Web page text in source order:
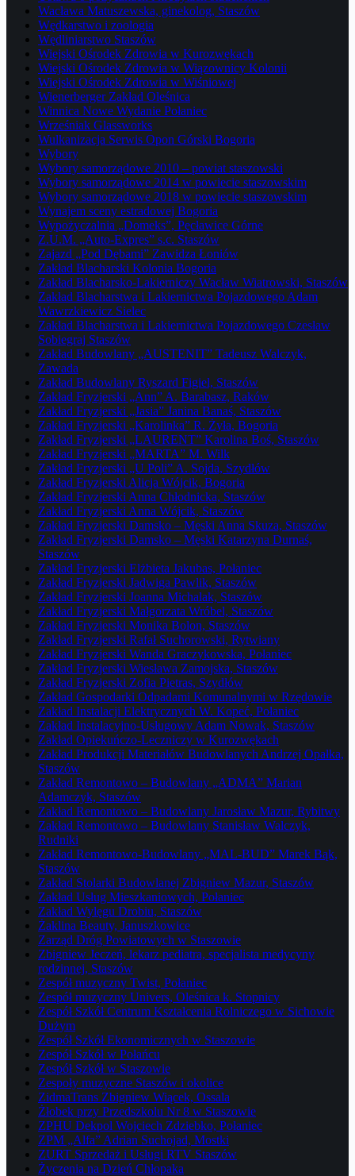
Wacława Matuszewska, ginekolog, Staszów
Wędkarstwo i zoologia
Wędliniarstwo Staszów
Wiejski Ośrodek Zdrowia w Kurozwękach
Wiejski Ośrodek Zdrowia w Wiązownicy Kolonii
Wiejski Ośrodek Zdrowia w Wiśniowej
Wienerberger Zakład Oleśnica
Winnica Nowe Wydanie Połaniec
Wrześniak Glassworks
Wulkanizacja Serwis Opon Górski Bogoria
Wybory
Wybory samorządowe 2010 – powiat staszowski
Wybory samorządowe 2014 w powiecie staszowskim
Wybory samorządowe 2018 w powiecie staszowskim
Wynajem sceny estradowej Bogoria
Wypożyczalnia „Domeks”, Pęcławice Górne
Z.U.M. „Auto-Expres” s.c. Staszów
Zajazd „Pod Dębami” Zawidza Łoniów
Zakład Blacharski Kolonia Bogoria
Zakład Blacharsko-Lakierniczy Wacław Wiatrowski, Staszów
Zakład Blacharstwa i Lakiernictwa Pojazdowego Adam
Wawrzkiewicz Sielec
Zakład Blacharstwa i Lakiernictwa Pojazdowego Czesław
Sobiegraj Staszów
Zakład Budowlany „AUSTENIT” Tadeusz Walczyk,
Zawada
Zakład Budowlany Ryszard Figiel, Staszów
Zakład Fryzjerski „Ann” A. Barabasz, Raków
Zakład Fryzjerski „Jasia” Janina Banaś, Staszów
Zakład Fryzjerski „Karolinka” R. Żyła, Bogoria
Zakład Fryzjerski „LAURENT” Karolina Boś, Staszów
Zakład Fryzjerski „MARTA” M. Wilk
Zakład Fryzjerski „U Poli” A. Sojda, Szydłów
Zakład Fryzjerski Alicja Wójcik, Bogoria
Zakład Fryzjerski Anna Chłodnicka, Staszów
Zakład Fryzjerski Anna Wójcik, Staszów
Zakład Fryzjerski Damsko – Męski Anna Skuza, Staszów
Zakład Fryzjerski Damsko – Męski Katarzyna Durnaś,
Staszów
Zakład Fryzjerski Elżbieta Jakubas, Połaniec
Zakład Fryzjerski Jadwiga Pawlik, Staszów
Zakład Fryzjerski Joanna Michalak, Staszów
Zakład Fryzjerski Małgorzata Wróbel, Staszów
Zakład Fryzjerski Monika Bolon, Staszów
Zakład Fryzjerski Rafał Suchorowski, Rytwiany
Zakład Fryzjerski Wanda Graczykowska, Połaniec
Zakład Fryzjerski Wiesława Zamojska, Staszów
Zakład Fryzjerski Zofia Pietras, Szydłów
Zakład Gospodarki Odpadami Komunalnymi w Rzędowie
Zakład Instalacji Elektrycznych W. Kopeć, Połaniec
Zakład Instalacyjno-Usługowy Adam Nowak, Staszów
Zakład Opiekuńczo-Leczniczy w Kurozwękach
Zakład Produkcji Materiałów Budowlanych Andrzej Opałka,
Staszów
Zakład Remontowo – Budowlany „ADMA” Marian
Adamczyk, Staszów
Zakład Remontowo – Budowlany Jarosław Mazur, Rybitwy
Zakład Remontowo – Budowlany Stanisław Walczyk,
Rudniki
Zakład Remontowo-Budowlany „MAL-BUD” Marek Bąk,
Staszów
Zakład Stolarki Budowlanej Zbigniew Mazur, Staszów
Zakład Usług Mieszkaniowych, Połaniec
Zakład Wylęgu Drobiu, Staszów
Żaklina Beauty, Januszkowice
Zarząd Dróg Powiatowych w Staszowie
Zbigniew Jeczeń, lekarz pediatra, specjalista medycyny
rodzinnej, Staszów
Zespół muzyczny Twist, Połaniec
Zespół muzyczny Univers, Oleśnica k. Stopnicy
Zespół Szkół Centrum Kształcenia Rolniczego w Sichowie
Dużym
Zespół Szkół Ekonomicznych w Staszowie
Zespół Szkół w Połańcu
Zespół Szkół w Staszowie
Zespoły muzyczne Staszów i okolice
ZidmaTrans Zbigniew Wiącek, Ossala
Żłobek przy Przedszkolu Nr 8 w Staszowie
ZPHU Dekpol Wojciech Zdziebko, Połaniec
ZPM „Alfa” Adrian Suchojad, Mostki
ZURT Sprzedaż i Usługi RTV Staszów
Życzenia na Dzień Chłopaka